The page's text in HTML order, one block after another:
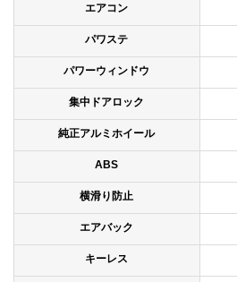
エアコン
パワステ
パワーウィンドウ
集中ドアロック
純正アルミホイール
ABS
横滑り防止
エアバック
キーレス